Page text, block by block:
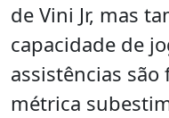
de Vini Jr, mas
capacidade de
assistências
métrica